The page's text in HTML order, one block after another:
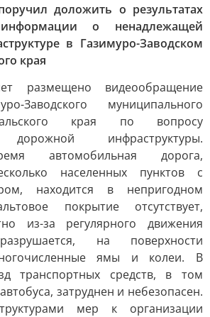
доложить о результатах
о ненадлежащей
в Газимуро-Заводском
края
размещено видеообращение
Заводского муниципального
края по вопросу
дорожной инфраструктуры.
автомобильная дорога,
населенных пунктов с
находится в непригодном
покрытие отсутствует,
из-за регулярного движения
на поверхности
ямы и колеи. В
транспортных средств, в том
затруднен и небезопасен.
мер к организации